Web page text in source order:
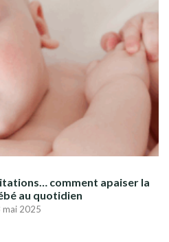
comment apaiser la
au quotidien
mai 2025